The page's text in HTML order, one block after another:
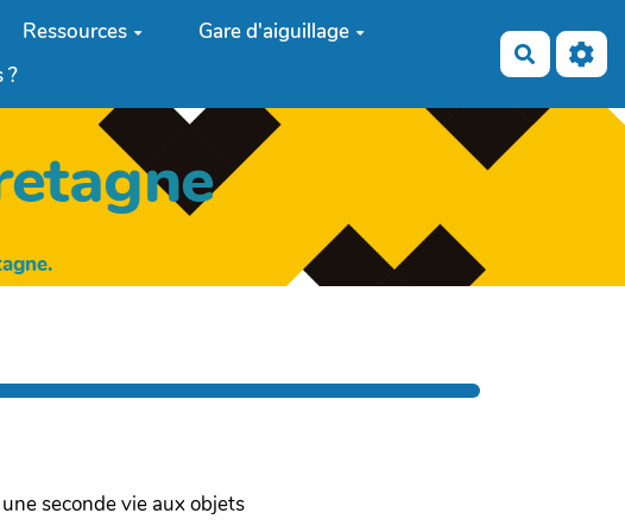
Ressources
Gare d'aiguillage
?
seconde vie aux objets